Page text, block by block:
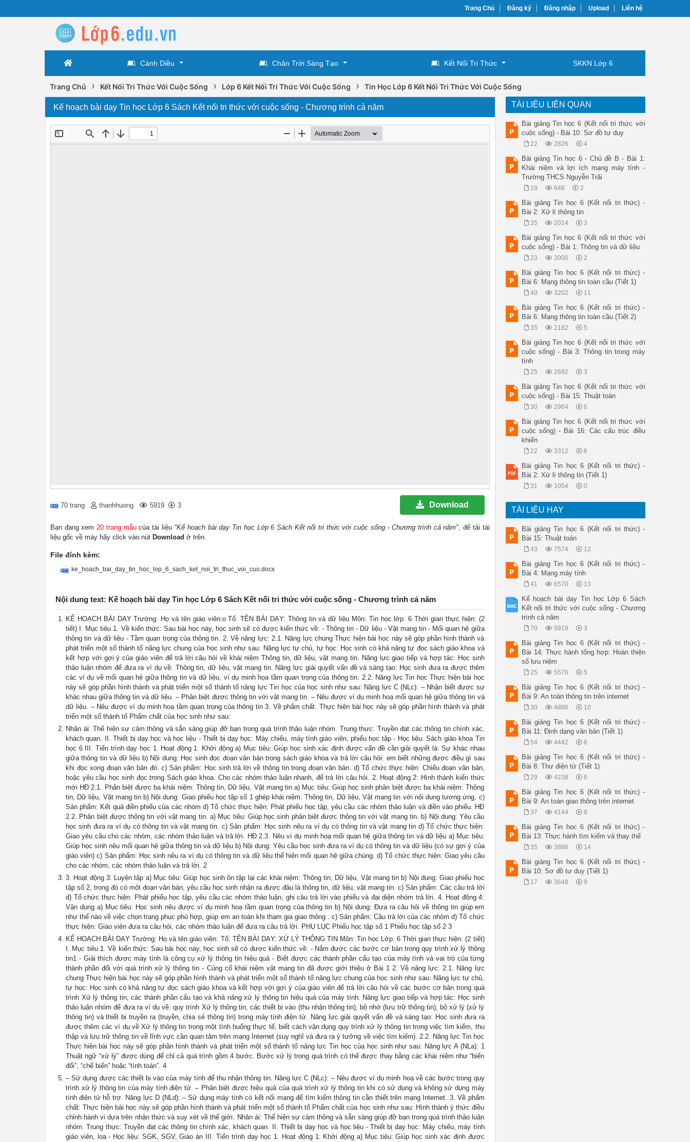
Trang Chủ Đăng ký Đăng nhập Upload Liên hệ
Cánh Diều Chân Trời Sáng Tạo Kết Nối Tri Thức SKKN Lớp 6
Trang Chủ › Kết Nối Tri Thức Với Cuộc Sống › Lớp 6 Kết Nối Tri Thức Với Cuộc Sống › Tin Học Lớp 6 Kết Nối Tri Thức Với Cuộc Sống
Kế hoạch bài dạy Tin học Lớp 6 Sách Kết nối tri thức với cuộc sống - Chương trình cả năm
70 trang thanhhuong 5919 3 Download
Bạn đang xem20 trang mẫucủa tài liệu "Kế hoạch bài dạy Tin học Lớp 6 Sách Kết nối tri thức với cuộc sống - Chương trình cả năm", để tải tài
liệu gốc về máy hãy click vào nút Download ở trên.
File đính kèm:
ke_hoach_bai_day_tin_hoc_lop_6_sach_ket_noi_tri_thuc_voi_cuo.docx
Nội dung text: Kế hoạch bài dạy Tin học Lớp 6 Sách Kết nối tri thức với cuộc sống - Chương trình cả năm
KẾ HOẠCH BÀI DẠY Trường: Họ và tên giáo viên:o Tổ: TÊN BÀI DẠY: Thông tin và dữ liệu Môn: Tin học lớp: 6 Thời gian thực hiện: (2
tiết) I. Mục tiêu 1. Về kiến thức: Sau bài học này, học sinh sẽ có được kiến thức về: - Thông tin - Dữ liệu - Vật mang tin - Mối quan hệ giữa
thông tin và dữ liệu - Tầm quan trọng của thông tin. 2. Về năng lực: 2.1. Năng lực chung Thực hiện bài học này sẽ góp phần hình thành và
phát triển một số thành tố năng lực chung của học sinh như sau: Năng lực tự chủ, tự học: Học sinh có khả năng tự đọc sách giáo khoa và
kết hợp với gợi ý của giáo viên để trả lời câu hỏi về khái niệm Thông tin, dữ liệu, vật mang tin. Năng lực giao tiếp và hợp tác: Học sinh
thảo luận nhóm để đưa ra ví dụ về: Thông tin, dữ liệu, vật mang tin. Năng lực giải quyết vấn đề và sáng tạo: Học sinh đưa ra được thêm
các ví dụ về mối quan hệ giữa thông tin và dữ liệu, ví dụ minh họa tầm quan trọng của thông tin. 2.2. Năng lực Tin học Thực hiện bài học
này sẽ góp phần hình thành và phát triển một số thành tố năng lực Tin học của học sinh như sau: Năng lực C (NLc): – Nhận biết được sự
khác nhau giữa thông tin và dữ liệu. – Phân biệt được thông tin với vật mang tin. – Nêu được ví dụ minh hoạ mối quan hệ giữa thông tin và
dữ liệu. – Nêu được ví dụ minh hoạ tầm quan trọng của thông tin 3. Về phẩm chất: Thực hiện bài học này sẽ góp phần hình thành và phát
triển một số thành tố Phẩm chất của học sinh như sau:
Nhân ái: Thể hiện sự cảm thông và sẳn sàng giúp đỡ bạn trong quá trình thảo luận nhóm. Trung thực: Truyền đạt các thông tin chính xác,
khách quan. II. Thiết bị dạy học và học liệu - Thiết bị dạy học: Máy chiếu, máy tính giáo viên, phiếu học tập - Học liệu: Sách giáo khoa Tin
học 6 III. Tiến trình dạy học 1. Hoạt động 1: Khởi động a) Mục tiêu: Giúp học sinh xác định được vấn đề cần giải quyết là: Sự khác nhau
giữa thông tin và dữ liệu b) Nội dung: Học sinh đọc đoạn văn bản trong sách giáo khoa và trả lời câu hỏi: em biết những được điều gì sau
khi đọc xong đoạn văn bản đó. c) Sản phẩm: Học sinh trả lời về thông tin trong đoạn văn bản. d) Tổ chức thực hiện: Chiếu đoạn văn bản,
hoặc yêu cầu học sinh đọc trong Sách giáo khoa. Cho các nhóm thảo luận nhanh, để trả lời câu hỏi. 2. Hoạt động 2: Hình thành kiến thức
mới HĐ 2.1. Phân biệt được ba khái niệm: Thông tin, Dữ liệu, Vật mang tin a) Mục tiêu: Giúp học sinh phân biệt được ba khái niệm: Thông
tin, Dữ liệu, Vật mang tin b) Nội dung: Giao phiếu học tập số 1 ghép khái niệm: Thông tin, Dữ liệu, Vật mang tin với nội dung tương ứng. c)
Sản phẩm: Kết quả điền phiếu của các nhóm d) Tổ chức thực hiện: Phát phiếu học tập, yêu cầu các nhóm thảo luận và điền vào phiếu. HĐ
2.2. Phân biệt được thông tin với vật mang tin. a) Mục tiêu: Giúp học sinh phân biệt được thông tin với vật mang tin. b) Nội dung: Yêu cầu
học sinh đưa ra ví dụ có thông tin và vật mang tin. c) Sản phẩm: Học sinh nêu ra ví dụ có thông tin và vật mang tin d) Tổ chức thực hiện:
Giao yêu cầu cho các nhóm, các nhóm thảo luận và trả lời. HĐ 2.3. Nêu ví dụ minh hoạ mối quan hệ giữa thông tin và dữ liệu a) Mục tiêu:
Giúp học sinh nêu mối quan hệ giữa thông tin và dữ liệu b) Nội dung: Yêu cầu học sinh đưa ra ví dụ có thông tin và dữ liệu (có sự gợi ý của
giáo viên) c) Sản phẩm: Học sinh nêu ra ví dụ có thông tin và dữ liệu thể hiện mối quan hệ giữa chúng. d) Tổ chức thực hiện: Giao yêu cầu
cho các nhóm, các nhóm thảo luận và trả lời. 2
3. Hoạt động 3: Luyện tập a) Mục tiêu: Giúp học sinh ôn tập lại các khái niệm: Thông tin, Dữ liệu, Vật mang tin b) Nội dung: Giao phiếu học
tập số 2, trong đó có một đoạn văn bản, yêu cầu học sinh nhận ra được đâu là thông tin, dữ liệu, vật mang tin. c) Sản phẩm: Các câu trả lời
d) Tổ chức thực hiện: Phát phiếu học tập, yêu cầu các nhóm thảo luận, ghi câu trả lời vào phiếu và đại diện nhóm trả lời. 4. Hoạt động 4:
Vận dụng a) Mục tiêu: Học sinh nêu được ví dụ minh hoạ tầm quan trọng của thông tin b) Nội dung: Đưa ra câu hỏi về thông tin giúp em
như thế nào về việc chọn trang phục phù hợp, giúp em an toàn khi tham gia giao thông . c) Sản phẩm: Câu trả lời của các nhóm d) Tổ chức
thực hiện: Giáo viên đưa ra câu hỏi, các nhóm thảo luận để đưa ra câu trả lời. PHỤ LỤC Phiếu học tập số 1 Phiếu học tập số 2 3
KẾ HOẠCH BÀI DẠY Trường: Họ và tên giáo viên: Tổ: TÊN BÀI DẠY: XỬ LÝ THÔNG TIN Môn: Tin học Lớp: 6 Thời gian thực hiện: (2 tiết)
I. Mục tiêu 1. Về kiến thức: Sau bài học này, học sinh sẽ có được kiến thức về: - Nắm được các bước cơ bản trong quy trình xử lý thông
tin1 - Giải thích được máy tính là công cụ xử lý thông tin hiệu quả - Biết được các thành phần cấu tạo của máy tính và vai trò của từng
thành phần đối với quá trình xử lý thông tin - Củng cố khái niệm vật mang tin đã được giới thiệu ở Bài 1 2. Về năng lực: 2.1. Năng lực
chung Thực hiện bài học này sẽ góp phần hình thành và phát triển một số thành tố năng lực chung của học sinh như sau: Năng lực tự chủ,
tự học: Học sinh có khả năng tự đọc sách giáo khoa và kết hợp với gợi ý của giáo viên để trả lời câu hỏi về các bước cơ bản trong quá
trình Xử lý thông tin, các thành phần cấu tạo và khả năng xử lý thông tin hiệu quả của máy tính. Năng lực giao tiếp và hợp tác: Học sinh
thảo luận nhóm để đưa ra ví dụ về: quy trình Xử lý thông tin, các thiết bị vào (thu nhận thông tin), bộ nhớ (lưu trữ thông tin), bộ xử lý (xử lý
thông tin) và thiết bị truyền ra (truyền, chia sẻ thông tin) trong máy tính điện tử. Năng lực giải quyết vấn đề và sáng tạo: Học sinh đưa ra
được thêm các ví dụ về Xử lý thông tin trong một tình huống thực tế, biết cách vận dụng quy trình xử lý thông tin trong việc tìm kiếm, thu
thập và lưu trữ thông tin về lĩnh vực cần quan tâm trên mạng Internet (suy nghĩ và đưa ra ý tưởng về việc tìm kiếm). 2.2. Năng lực Tin học
Thực hiện bài học này sẽ góp phần hình thành và phát triển một số thành tố năng lực Tin học của học sinh như sau: Năng lực A (NLa): 1
Thuật ngữ “xử lý” được dùng để chỉ cả quá trình gồm 4 bước. Bước xử lý trong quá trình có thể được thay bằng các khái niệm như “biến
đổi”, “chế biến” hoặc “tính toán”. 4
– Sử dụng được các thiết bị vào của máy tính để thu nhận thông tin. Năng lực C (NLc): – Nêu được ví dụ minh hoạ về các bước trong quy
trình xử lý thông tin của máy tính điện tử. – Phân biệt được hiệu quả của quá trình xử lý thông tin khi có sử dụng và không sử dụng máy
tính điện tử hỗ trợ. Năng lực D (NLd): – Sử dụng máy tính có kết nối mạng để tìm kiếm thông tin cần thiết trên mạng Internet. 3. Về phẩm
chất: Thực hiện bài học này sẽ góp phần hình thành và phát triển một số thành tố Phẩm chất của học sinh như sau: Hình thành ý thức điều
chỉnh hành vi dựa trên nhận thức và suy xét về thế giới. Nhân ái: Thể hiện sự cảm thông và sẳn sàng giúp đỡ bạn trong quá trình thảo luận
nhóm. Trung thực: Truyền đạt các thông tin chính xác, khách quan. II. Thiết bị dạy học và học liệu - Thiết bị dạy học: Máy chiếu, máy tính
giáo viên, loa - Học liệu: SGK, SGV, Giáo án III. Tiến trình dạy học 1. Hoạt động 1: Khởi động a) Mục tiêu: Giúp học sinh xác định được
TÀI LIỆU LIÊN QUAN
Bài giảng Tin học 6 (Kết nối tri thức với
cuộc sống) - Bài 10: Sơ đồ tư duy
22 2826 4
Bài giảng Tin học 6 - Chủ đề B - Bài 1:
Khái niệm và lợi ích mạng máy tính -
Trường THCS Nguyễn Trãi
19 648 2
Bài giảng Tin học 6 (Kết nối tri thức) -
Bài 2: Xử lí thông tin
35 2014 3
Bài giảng Tin học 6 (Kết nối tri thức với
cuộc sống) - Bài 1: Thông tin và dữ liệu
23 3000 2
Bài giảng Tin học 6 (Kết nối tri thức) -
Bài 6: Mạng thông tin toàn cầu (Tiết 1)
40 3202 11
Bài giảng Tin học 6 (Kết nối tri thức) -
Bài 6: Mạng thông tin toàn cầu (Tiết 2)
35 2182 5
Bài giảng Tin học 6 (Kết nối tri thức với
cuộc sống) - Bài 3: Thông tin trong máy
tính
25 2692 3
Bài giảng Tin học 6 (Kết nối tri thức với
cuộc sống) - Bài 15: Thuật toán
30 2964 6
Bài giảng Tin học 6 (Kết nối tri thức với
cuộc sống) - Bài 16: Các cấu trúc điều
khiển
22 3312 6
Bài giảng Tin học 6 (Kết nối tri thức) -
Bài 2: Xử lí thông tin (Tiết 1)
31 1054 0
TÀI LIỆU HAY
Bài giảng Tin học 6 (Kết nối tri thức) -
Bài 15: Thuật toán
43 7574 12
Bài giảng Tin học 6 (Kết nối tri thức) -
Bài 4: Mạng máy tính
41 6570 13
Kế hoạch bài dạy Tin học Lớp 6 Sách
Kết nối tri thức với cuộc sống - Chương
trình cả năm
70 5919 3
Bài giảng Tin học 6 (Kết nối tri thức) -
Bài 14: Thực hành tổng hợp: Hoàn thiện
sổ lưu niệm
25 5576 5
Bài giảng Tin học 6 (Kết nối tri thức) -
Bài 9: An toàn thông tin trên internet
30 4886 10
Bài giảng Tin học 6 (Kết nối tri thức) -
Bài 11: Định dạng văn bản (Tiết 1)
54 4442 8
Bài giảng Tin học 6 (Kết nối tri thức) -
Bài 8: Thư điện tử (Tiết 1)
29 4238 8
Bài giảng Tin học 6 (Kết nối tri thức) -
Bài 9: An toàn giao thông trên internet
37 4144 8
Bài giảng Tin học 6 (Kết nối tri thức) -
Bài 13: Thực hành tìm kiếm và thay thế
35 3886 14
Bài giảng Tin học 6 (Kết nối tri thức) -
Bài 10: Sơ đồ tư duy (Tiết 1)
17 3648 9